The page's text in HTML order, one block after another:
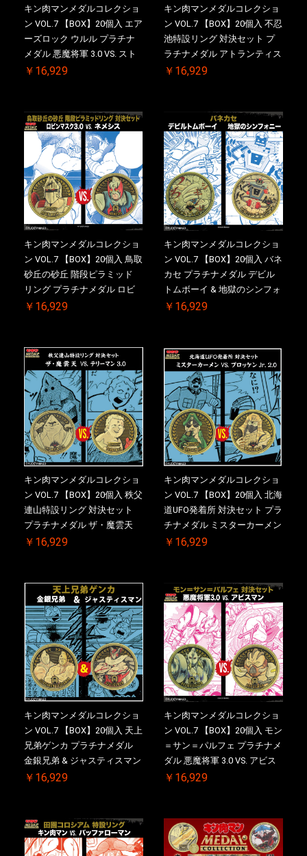
キン肉マンメダルコレクショ
ン VOL.7 【BOX】20個入 エア
ーズロック ウルル プラチナ
メダル 悪魔将軍 3.0 VS. スト
ロング・ザ・武道【初回購入
2026/10/30 一斉出荷予定
￥16,929
キン肉マンメダルコレクショ
ン VOL.7 【BOX】20個入 不忍
池特設リング 対決セット プ
ラチナメダル アトランティス
ドライバー VS.ネックカット
メダル(非売品)付
￥16,929
キン肉マンメダルコレクショ
ン VOL.7 【BOX】20個入 鳥取
砂丘の砂丘 階段ピラミッド
リング プラチナメダル ロビ
ンマスク VS.ネメシス 【初回
2026/10/30 一斉出荷予定
￥16,929
キン肉マンメダルコレクショ
ン VOL.7 【BOX】20個入 バネ
カセ プラチナメダル デビル
トムボーイ & 地獄のシンフォ
ニー ケース付き【初回購入特
一斉出荷予定
￥16,929
キン肉マンメダルコレクショ
ン VOL.7 【BOX】20個入 秩父
連山特設リング 対決セット
プラチナメダル ザ・魔雲天
VS. テリーマン 3.0 ケース付
注分】2026/10/30 一斉出荷予
￥16,929
キン肉マンメダルコレクショ
ン VOL.7 【BOX】20個入 北海
道UFO発着所 対決セット プラ
チナメダル ミスターカーメン
VS. ブロッケン Jr. 2.0 ケース
【二次受注分】2026/10/30 一
斉出荷予定
￥16,929
キン肉マンメダルコレクショ
ン VOL.7 【BOX】20個入 天上
兄弟ゲンカ プラチナメダル
金銀兄弟 & ジャスティスマン
2.0 ケース付き【初回購入特
一斉出荷予定
￥16,929
キン肉マンメダルコレクショ
ン VOL.7 【BOX】20個入 モン
＝サン＝パルフェ プラチナメ
ダル 悪魔将軍 3.0 VS. アビス
マン【初回購入特典 】
斉出荷予定
￥16,929